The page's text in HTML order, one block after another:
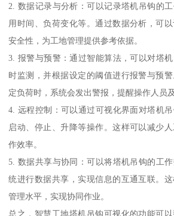
2. 数据记录与分析：可以记录塔机吊钩的
用时间、负荷变化等。通过数据分析，可
安全性，为工地管理提供参考依据。
3. 报警与预警：通过智能算法，可以对塔
时监测，并根据设定的阈值进行报警与预
定负荷时，系统会发出警报，提醒操作人员
4. 远程控制：可以通过可视化界面对塔机
启动、停止、升降等操作。这样可以减少
作效率。
5. 数据共享与协同：可以将塔机吊钩的工
统进行数据共享，实现信息的互通互联。
管理水平，实现协同作业。
总之，智慧工地塔机吊钩可视化的功能可